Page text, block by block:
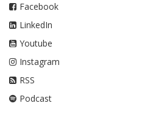
Facebook
LinkedIn
Youtube
Instagram
RSS
Podcast